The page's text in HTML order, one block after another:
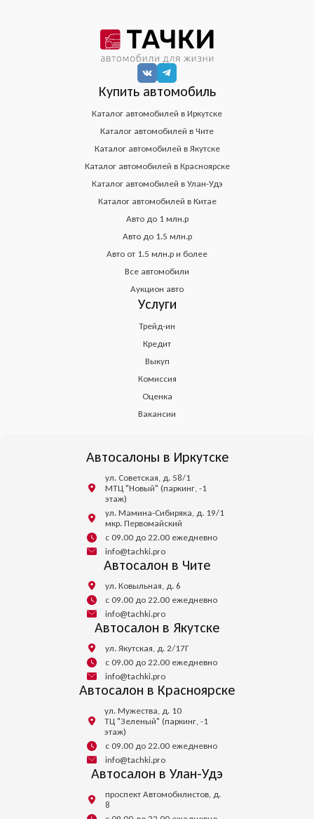
Купить автомобиль
Каталог автомобилей в Иркутске
Каталог автомобилей в Чите
Каталог автомобилей в Якутске
Каталог автомобилей в Красноярске
Каталог автомобилей в Улан-Удэ
Каталог автомобилей в Китае
Авто до 1 млн.р
Авто до 1.5 млн.р
Авто от 1.5 млн.р и более
Все автомобили
Аукцион авто
Услуги
Трейд-ин
Кредит
Выкуп
Комиссия
Оценка
Вакансии
Автосалоны в Иркутске
ул. Советская, д. 58/1
МТЦ "Новый" (паркинг, -1
этаж)
ул. Мамина-Сибиряка, д. 19/1
мкр. Первомайский
с 09.00 до 22.00 ежедневно
info@tachki.pro
Автосалон в Чите
ул. Ковыльная, д. 6
с 09.00 до 22.00 ежедневно
info@tachki.pro
Автосалон в Якутске
ул. Якутская, д. 2/17Г
с 09.00 до 22.00 ежедневно
info@tachki.pro
Автосалон в Красноярске
ул. Мужества, д. 10
ТЦ "Зеленый" (паркинг, -1
этаж)
с 09.00 до 22.00 ежедневно
info@tachki.pro
Автосалон в Улан-Удэ
проспект Автомобилистов, д.
8